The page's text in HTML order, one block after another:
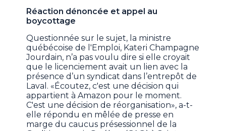
Réaction dénoncée et appel au
boycottage
Questionnée sur le sujet, la ministre
québécoise de l'Emploi, Kateri Champagne
Jourdain, n’a pas voulu dire si elle croyait
que le licenciement avait un lien avec la
présence d’un syndicat dans l’entrepôt de
Laval. «Écoutez, c'est une décision qui
appartient à Amazon pour le moment.
C'est une décision de réorganisation», a-t-
elle répondu en mêlée de presse en
marge du caucus présessionnel de la